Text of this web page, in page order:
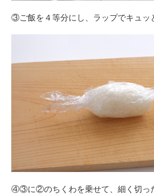
③ご飯を４等分にし、ラップでキュッ
④③に②のちくわを乗せて、細く切っ